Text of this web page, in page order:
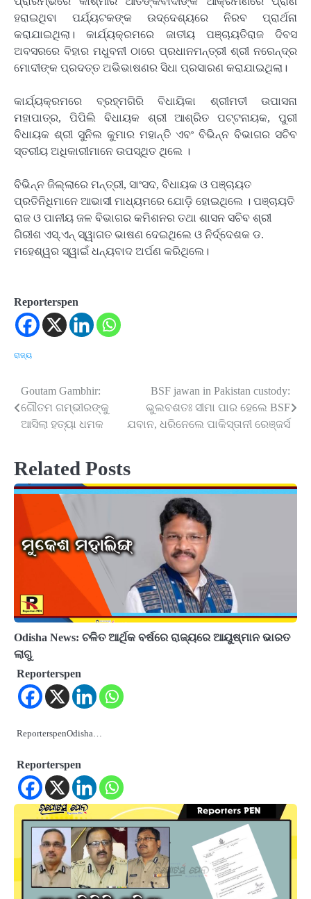
ହରାଇଥିବା ପର୍ଯ୍ୟଟକଙ୍କ ଉଦ୍ଦେଶ୍ୟରେ ନିରବ ପ୍ରାର୍ଥନା
କରାଯାଇଥିଲା। କାର୍ଯ୍ୟକ୍ରମରେ ଜାତୀୟ ପଞ୍ଚାୟତିରାଜ ଦିବସ
ଅବସରରେ ବିହାର ମଧୁବନୀ ଠାରେ ପ୍ରଧାନମନ୍ତ୍ରୀ ଶ୍ରୀ ନରେନ୍ଦ୍ର
ମୋଦୀଙ୍କ ପ୍ରଦତ୍ତ ଅଭିଭାଷଣର ସିଧା ପ୍ରସାରଣ କରାଯାଇଥିଲା।
କାର୍ଯ୍ୟକ୍ରମରେ ବ୍ରହ୍ମଗିରି ବିଧାୟିକା ଶ୍ରୀମତୀ ଉପାସନା
ମହାପାତ୍ର, ପିପିଲି ବିଧାୟକ ଶ୍ରୀ ଆଶ୍ରିତ ପଟ୍ଟନାୟକ, ପୁରୀ
ବିଧାୟକ ଶ୍ରୀ ସୁନିଲ କୁମାର ମହାନ୍ତି ଏବଂ ବିଭିନ୍ନ ବିଭାଗର ସଚିବ
ସ୍ତରୀୟ ଅଧିକାରୀମାନେ ଉପସ୍ଥିତ ଥିଲେ ।
ବିଭିନ୍ନ ଜିଲ୍ଲାରେ ମନ୍ତ୍ରୀ, ସାଂସଦ, ବିଧାୟକ ଓ ପଞ୍ଚାୟତ
ପ୍ରତିନିଧିମାନେ ଆଭାସୀ ମାଧ୍ୟମରେ ଯୋଡ଼ି ହୋଇଥିଲେ । ପଞ୍ଚାୟତି
ରାଜ ଓ ପାନୀୟ ଜଳ ବିଭାଗର କମିଶନର ତଥା ଶାସନ ସଚିବ ଶ୍ରୀ
ଗିରୀଶ ଏସ୍.ଏନ୍ ସ୍ୱାଗତ ଭାଷଣ ଦେଇଥିଲେ ଓ ନିର୍ଦ୍ଦେଶକ ଡ.
ମହେଶ୍ୱର ସ୍ୱାଇଁ ଧନ୍ୟବାଦ ଅର୍ପଣ କରିଥିଲେ।
Reporterspen
ରାଜ୍ୟ
Post
navigation
Goutam Gambhir:
ଗୌତମ ଗମ୍ଭୀରଙ୍କୁ
ଆସିଲା ହତ୍ୟା ଧମକ
BSF jawan in Pakistan custody:
ଭୁଲବଶତଃ ସୀମା ପାର ହେଲେ BSF
ଯବାନ, ଧରିନେଲେ ପାକିସ୍ତାନୀ ରେଞ୍ଜର୍ସ
Related Posts
Odisha News: ଚଳିତ ଆର୍ଥିକ ବର୍ଷରେ ରାଜ୍ୟରେ ଆୟୁଷ୍ମାନ ଭାରତ
ଲାଗୁ
Reporterspen
ReporterspenOdisha…
Reporterspen